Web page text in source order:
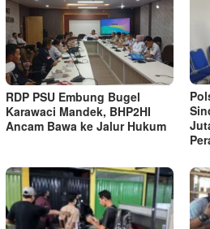
RDP PSU Embung Bugel
Karawaci Mandek, BHP2HI
Ancam Bawa ke Jalur Hukum